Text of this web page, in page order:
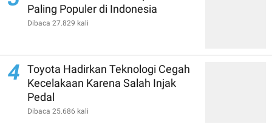
Paling Populer di Indonesia
Dibaca 27.829 kali
4
Toyota Hadirkan Teknologi Cegah
Kecelakaan Karena Salah Injak
Pedal
Dibaca 25.686 kali